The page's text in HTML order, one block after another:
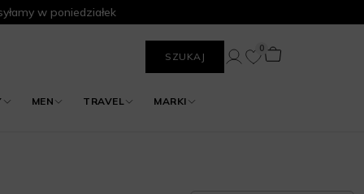
w poniedziałek
SZUKAJ
MEN TRAVEL MARKI
0